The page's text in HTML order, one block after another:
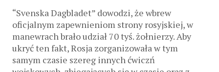
“Svenska Dagbladet” dowodzi, że wbrew
oficjalnym zapewnieniom strony rosyjskiej, w
manewrach brało udział 70 tyś. żołnierzy. Aby
ukryć ten fakt, Rosja zorganizowała w tym
samym czasie szereg innych ćwiczń